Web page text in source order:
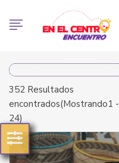
352 Resultados
encontrados(Mostrando1 -
24)